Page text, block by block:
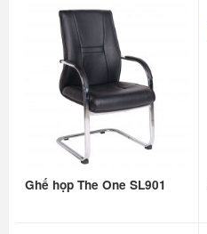
Ghế họp The One SL901